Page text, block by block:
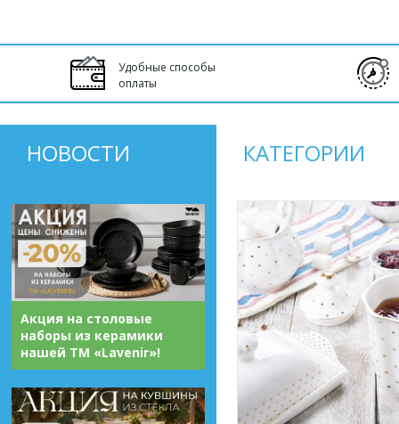
Удобные способы
оплаты
НОВОСТИ
Акция на столовые
наборы из керамики
нашей ТМ «Lavenir»!
КАТЕГОРИИ